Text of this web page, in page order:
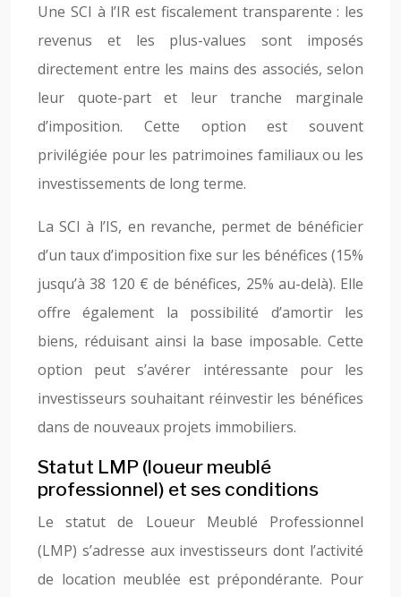
Une SCI à l’IR est fiscalement transparente : les
revenus et les plus-values sont imposés
directement entre les mains des associés, selon
leur quote-part et leur tranche marginale
d’imposition. Cette option est souvent
privilégiée pour les patrimoines familiaux ou les
investissements de long terme.
La SCI à l’IS, en revanche, permet de bénéficier
d’un taux d’imposition fixe sur les bénéfices (15%
jusqu’à 38 120 € de bénéfices, 25% au-delà). Elle
offre également la possibilité d’amortir les
biens, réduisant ainsi la base imposable. Cette
option peut s’avérer intéressante pour les
investisseurs souhaitant réinvestir les bénéfices
dans de nouveaux projets immobiliers.
Statut LMP (loueur meublé
professionnel) et ses conditions
Le statut de Loueur Meublé Professionnel
(LMP) s’adresse aux investisseurs dont l’activité
de location meublée est prépondérante. Pour